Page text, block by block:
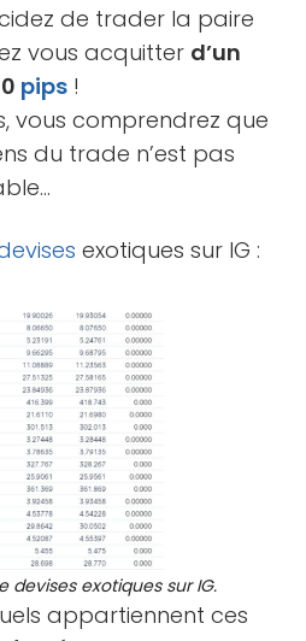
de trader la paire
vous acquitter d’un
pips !
vous comprendrez que
du trade n’est pas
exotiques sur IG :
devises exotiques sur IG.
appartiennent ces